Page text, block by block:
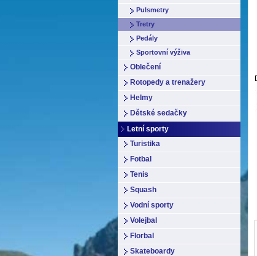
Pulsmetry
Tretry
Pedály
Sportovní výživa
Oblečení
Rotopedy a trenažery
Helmy
Dětské sedačky
Letní sporty
Turistika
Fotbal
Tenis
Squash
Vodní sporty
Volejbal
Florbal
Skateboardy